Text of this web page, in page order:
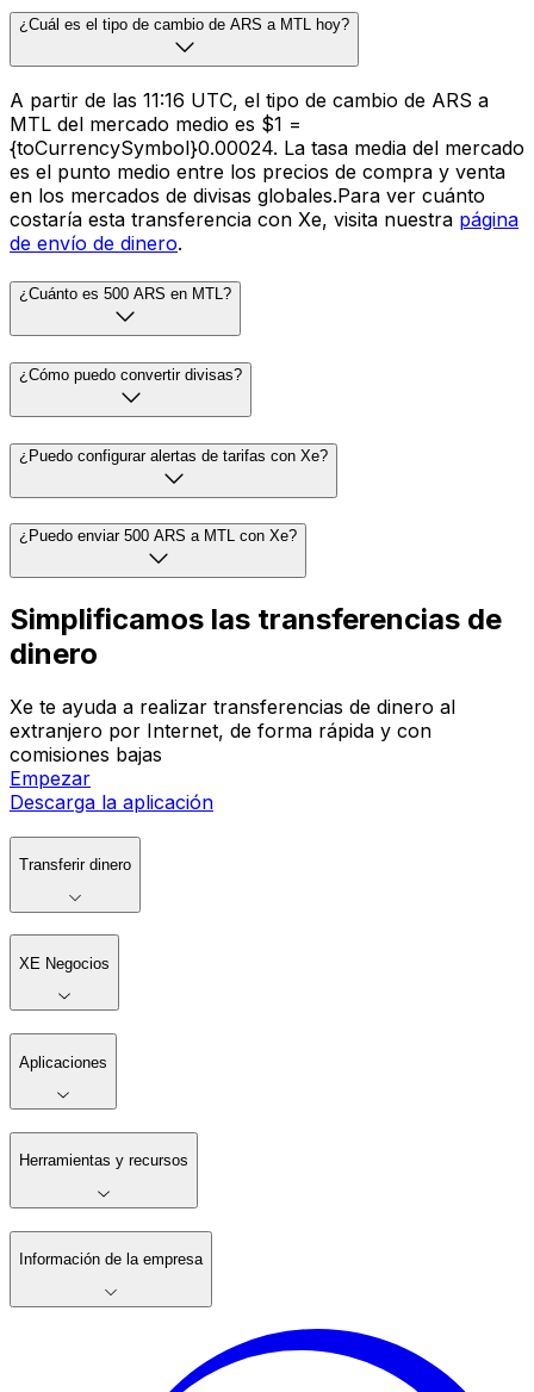
¿Cuál es el tipo de cambio de ARS a MTL hoy?
A partir de las 11:16 UTC, el tipo de cambio de ARS a
MTL del mercado medio es $1 =
{toCurrencySymbol}0.00024. La tasa media del mercado
es el punto medio entre los precios de compra y venta
en los mercados de divisas globales.Para ver cuánto
costaría esta transferencia con Xe, visita nuestra página
de envío de dinero.
¿Cuánto es 500 ARS en MTL?
¿Cómo puedo convertir divisas?
¿Puedo configurar alertas de tarifas con Xe?
¿Puedo enviar 500 ARS a MTL con Xe?
Simplificamos las transferencias de
dinero
Xe te ayuda a realizar transferencias de dinero al
extranjero por Internet, de forma rápida y con
comisiones bajas
Empezar
Descarga la aplicación
Transferir dinero
XE Negocios
Aplicaciones
Herramientas y recursos
Información de la empresa